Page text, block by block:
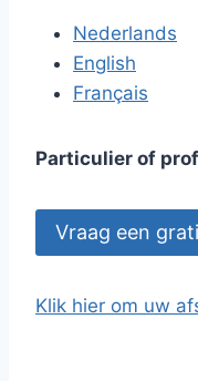
Nederlands
English
Français
Particulier of
Vraag een
Klik hier om uw